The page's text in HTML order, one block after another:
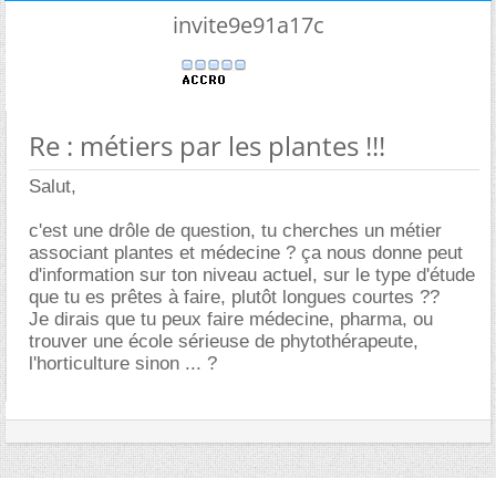
invite9e91a17c
Re : métiers par les plantes !!!
Salut,
c'est une drôle de question, tu cherches un métier
associant plantes et médecine ? ça nous donne peut
d'information sur ton niveau actuel, sur le type d'étude
que tu es prêtes à faire, plutôt longues courtes ??
Je dirais que tu peux faire médecine, pharma, ou
trouver une école sérieuse de phytothérapeute,
l'horticulture sinon ... ?